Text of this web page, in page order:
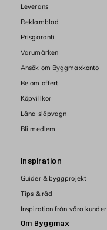
Leverans
Reklamblad
Prisgaranti
Varumärken
Ansök om Byggmaxkonto
Be om offert
Köpvillkor
Låna släpvagn
Bli medlem
Inspiration
Guider & byggprojekt
Tips & råd
Inspiration från våra kunder
Om Byggmax